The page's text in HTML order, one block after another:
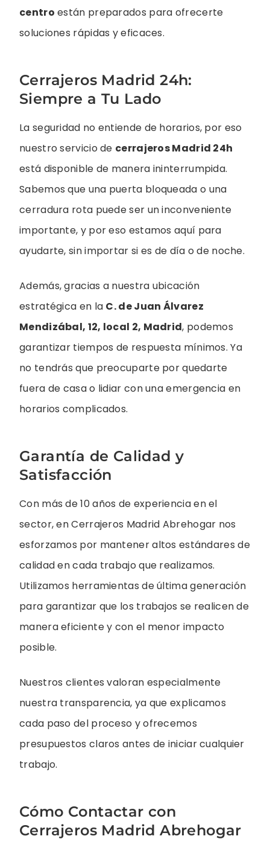
centro están preparados para ofrecerte
soluciones rápidas y eficaces.
Cerrajeros Madrid 24h:
Siempre a Tu Lado
La seguridad no entiende de horarios, por eso
nuestro servicio de cerrajeros Madrid 24h
está disponible de manera ininterrumpida.
Sabemos que una puerta bloqueada o una
cerradura rota puede ser un inconveniente
importante, y por eso estamos aquí para
ayudarte, sin importar si es de día o de noche.
Además, gracias a nuestra ubicación
estratégica en la C. de Juan Álvarez
Mendizábal, 12, local 2, Madrid, podemos
garantizar tiempos de respuesta mínimos. Ya
no tendrás que preocuparte por quedarte
fuera de casa o lidiar con una emergencia en
horarios complicados.
Garantía de Calidad y
Satisfacción
Con más de 10 años de experiencia en el
sector, en Cerrajeros Madrid Abrehogar nos
esforzamos por mantener altos estándares de
calidad en cada trabajo que realizamos.
Utilizamos herramientas de última generación
para garantizar que los trabajos se realicen de
manera eficiente y con el menor impacto
posible.
Nuestros clientes valoran especialmente
nuestra transparencia, ya que explicamos
cada paso del proceso y ofrecemos
presupuestos claros antes de iniciar cualquier
trabajo.
Cómo Contactar con
Cerrajeros Madrid Abrehogar